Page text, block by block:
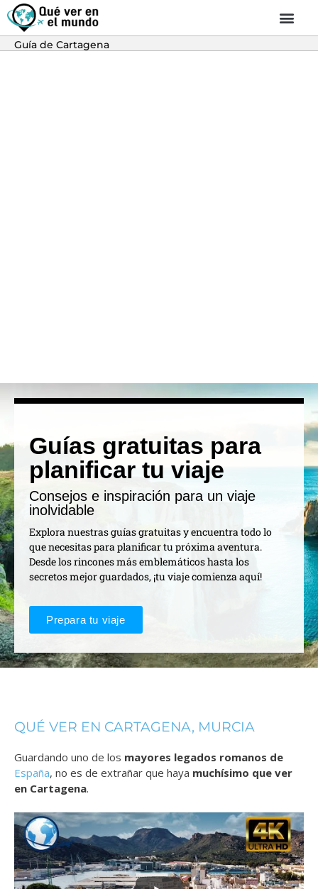
Guía de Cartagena
Guías gratuitas para
planificar tu viaje
Consejos e inspiración para un viaje
inolvidable
Explora nuestras guías gratuitas y encuentra todo lo
que necesitas para planificar tu próxima aventura.
Desde los rincones más emblemáticos hasta los
secretos mejor guardados, ¡tu viaje comienza aquí!
Prepara tu viaje
QUÉ VER EN CARTAGENA, MURCIA
Guardando uno de los mayores legados romanos de
España, no es de extrañar que haya muchísimo que ver
en Cartagena.